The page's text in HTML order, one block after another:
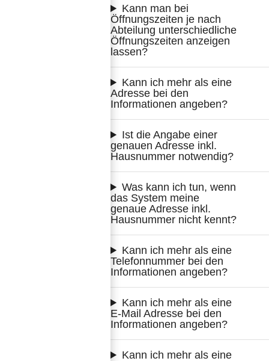
Kann man bei
Öffnungszeiten je nach
Abteilung unterschiedliche
Öffnungszeiten anzeigen
lassen?
Kann ich mehr als eine
Adresse bei den
Informationen angeben?
Ist die Angabe einer
genauen Adresse inkl.
Hausnummer notwendig?
Was kann ich tun, wenn
das System meine
genaue Adresse inkl.
Hausnummer nicht kennt?
Kann ich mehr als eine
Telefonnummer bei den
Informationen angeben?
Kann ich mehr als eine
E-Mail Adresse bei den
Informationen angeben?
Kann ich mehr als eine